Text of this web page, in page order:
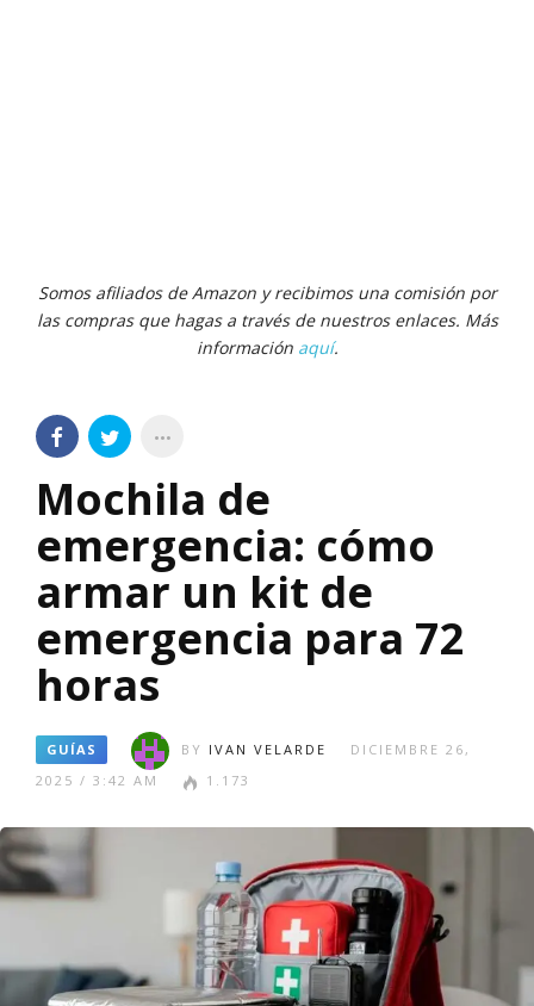
Somos afiliados de Amazon y recibimos una comisión por
las compras que hagas a través de nuestros enlaces. Más
información aquí.
Mochila de
emergencia: cómo
armar un kit de
emergencia para 72
horas
GUÍAS BY IVAN VELARDE
DICIEMBRE 26,
2025 / 3:42 AM
1.173